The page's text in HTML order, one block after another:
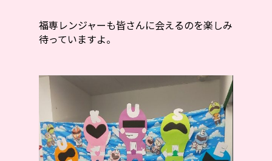
福専レンジャーも皆さんに会えるのを楽しみ
待っていますよ。